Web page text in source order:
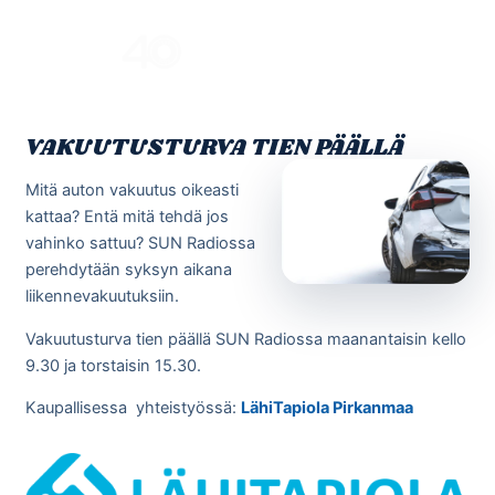
VAKUUTUSTURVA TIEN PÄÄLLÄ
Mitä auton vakuutus oikeasti
kattaa? Entä mitä tehdä jos
vahinko sattuu? SUN Radiossa
perehdytään syksyn aikana
liikennevakuutuksiin.
Vakuutusturva tien päällä SUN Radiossa maanantaisin kello
9.30 ja torstaisin 15.30.
Kaupallisessa yhteistyössä: LähiTapiola Pirkanmaa